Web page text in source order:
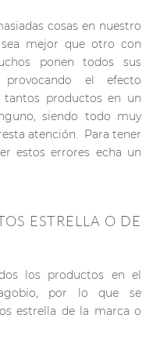
cosas en nuestro
mejor que otro con
ponen todos sus
el efecto
tantos productos en un
siendo todo muy
atención. Para tener
estos errores echa un
ESTRELLA O DE
los productos en el
por lo que se
estrella de la marca o